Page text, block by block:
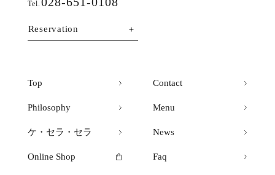
Tel.
Reservation
Top Contact
Philosophy Menu
ケ・セラ・セラ News
Online Shop Faq